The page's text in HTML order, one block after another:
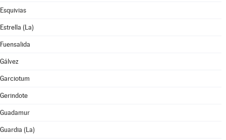
Esquivias
Estrella (La)
Fuensalida
Gálvez
Garciotum
Gerindote
Guadamur
Guardia (La)